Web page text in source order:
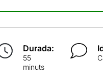
Durada:
55
minuts